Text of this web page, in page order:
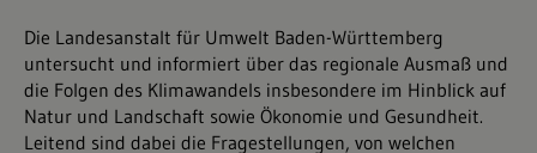
Die Landesanstalt für Umwelt Baden-Württemberg
untersucht und informiert über das regionale Ausmaß und
die Folgen des Klimawandels insbesondere im Hinblick auf
Natur und Landschaft sowie Ökonomie und Gesundheit.
Leitend sind dabei die Fragestellungen, von welchen